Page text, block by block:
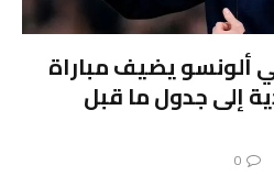
ألونسو يضيف مباراة
إلى جدول ما قبل
0